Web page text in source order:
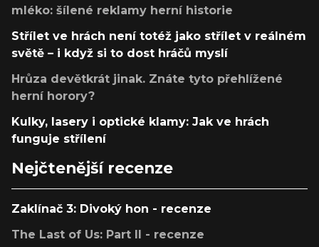
mléko: šílené reklamy herní historie
Střílet ve hrách není totéž jako střílet v reálném
světě – i když si to dost hráčů myslí
Hrůza devětkrát jinak. Znáte tyto přehlížené
herní horory?
Kulky, lasery i optické klamy: Jak ve hrách
funguje střílení
Nejčtenější recenze
Zaklínač 3: Divoký hon - recenze
The Last of Us: Part II - recenze